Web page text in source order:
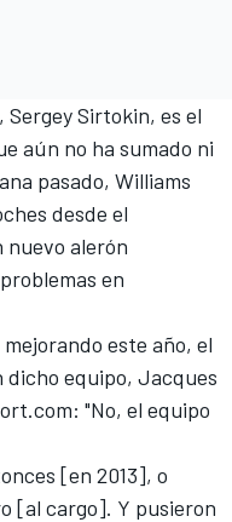
Sergey Sirtokin, es el
aún no ha sumado ni
pasado, Williams
desde el
nuevo alerón
en
este año, el
dicho equipo, Jacques
: "No, el equipo
[en 2013], o
[al cargo]. Y pusieron